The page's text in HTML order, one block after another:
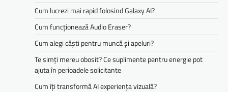
Cum lucrezi mai rapid folosind Galaxy AI?
Cum funcționează Audio Eraser?
Cum alegi căști pentru muncă și apeluri?
Te simți mereu obosit? Ce suplimente pentru energie pot
ajuta în perioadele solicitante
Cum îți transformă AI experiența vizuală?